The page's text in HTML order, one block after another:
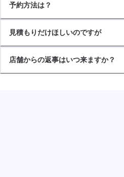
予約方法は？
見積もりだけほしいのですが
店舗からの返事はいつ来ますか？